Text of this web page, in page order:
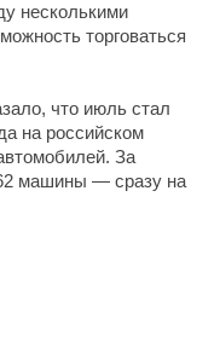
несколькими
торговаться
что июль стал
на российском
За
машины — сразу на